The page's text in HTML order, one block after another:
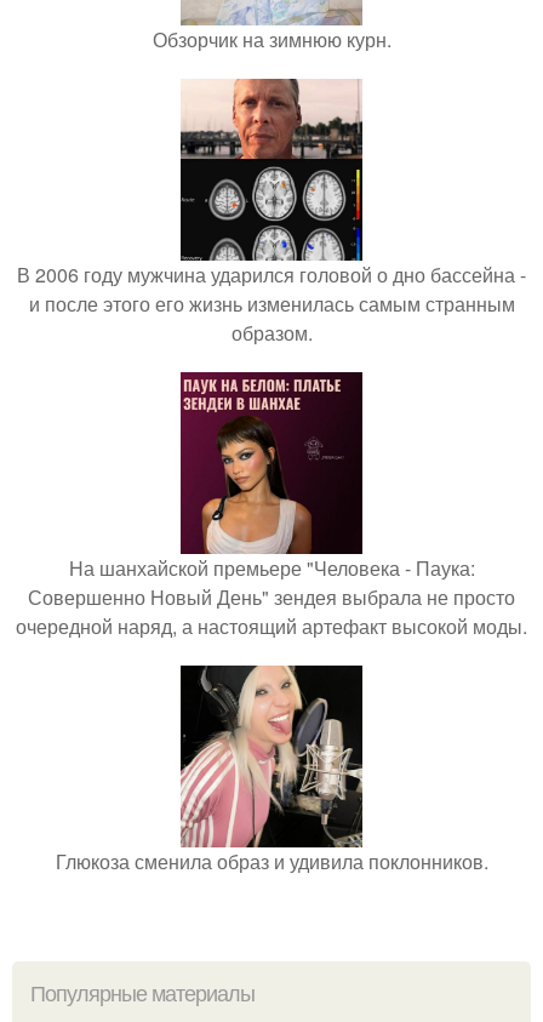
Обзорчик на зимнюю курн.
В 2006 году мужчина ударился головой о дно бассейна -
и после этого его жизнь изменилась самым странным
образом.
На шанхайской премьере "Человека - Паука:
Совершенно Новый День" зендея выбрала не просто
очередной наряд, а настоящий артефакт высокой моды.
Глюкоза сменила образ и удивила поклонников.
Популярные материалы